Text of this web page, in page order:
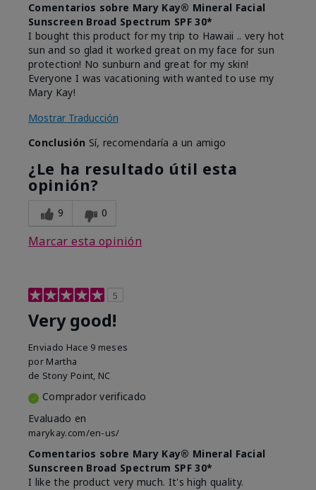
Comentarios sobre Mary Kay® Mineral Facial
Sunscreen Broad Spectrum SPF 30*
I bought this product for my trip to Hawaii .. very hot
sun and so glad it worked great on my face for sun
protection! No sunburn and great for my skin!
Everyone I was vacationing with wanted to use my
Mary Kay!
Mostrar Traducción
Conclusión Sí, recomendaría a un amigo
¿Le ha resultado útil esta
opinión?
9 0
Marcar esta opinión
5
Very good!
Enviado Hace 9 meses
por Martha
de Stony Point, NC
Comprador verificado
Evaluado en
marykay.com/en-us/
Comentarios sobre Mary Kay® Mineral Facial
Sunscreen Broad Spectrum SPF 30*
I like the product very much. It's high quality.